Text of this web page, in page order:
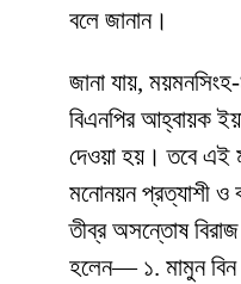
বলে জানান।
জানা যায়,
বিএনপির আহ্বায়ক
দেওয়া হয়। তবে এই
মনোনয়ন প্রত্যাশী ও
তীব্র অসন্তোষ বিরাজ
হলেন— ১. মামুন